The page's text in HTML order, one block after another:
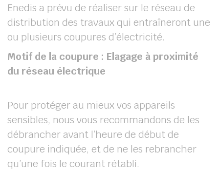
Enedis a prévu de réaliser sur le réseau de
distribution des travaux qui entraîneront une
ou plusieurs coupures d’électricité.
Motif de la coupure : Elagage à proximité
du réseau électrique
Pour protéger au mieux vos appareils
sensibles, nous vous recommandons de les
débrancher avant l’heure de début de
coupure indiquée, et de ne les rebrancher
qu’une fois le courant rétabli.